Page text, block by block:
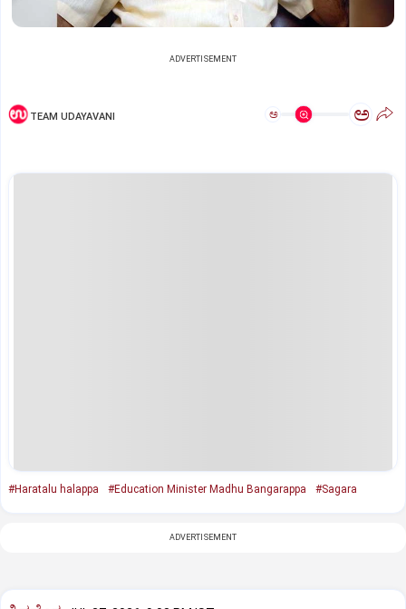
ADVERTISEMENT
TEAM UDAYAVANI ಅ ಅ
#Haratalu halappa #Education Minister Madhu Bangarappa #Sagara
ADVERTISEMENT